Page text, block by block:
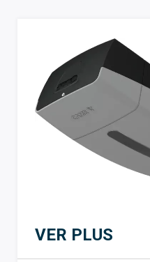
VER PLUS